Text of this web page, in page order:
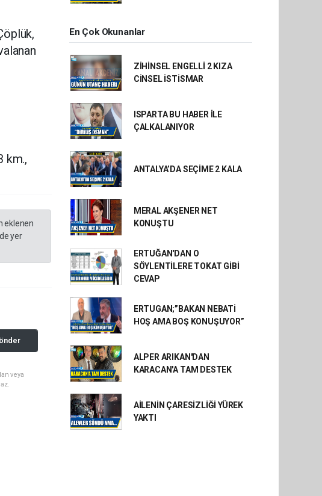
km.,
eklenen
yer
veya
En Çok Okunanlar
ZİHİNSEL ENGELLİ 2 KIZA
CİNSEL İSTİSMAR
ISPARTA BU HABER İLE
ÇALKALANIYOR
ANTALYA’DA SEÇİME 2 KALA
MERAL AKŞENER NET
KONUŞTU
ERTUĞAN'DAN O
SÖYLENTİLERE TOKAT GİBİ
CEVAP
ERTUGAN;”BAKAN NEBATİ
HOŞ AMA BOŞ KONUŞUYOR”
ALPER ARIKAN'DAN
KARACAN'A TAM DESTEK
AİLENİN ÇARESİZLİĞİ YÜREK
YAKTI